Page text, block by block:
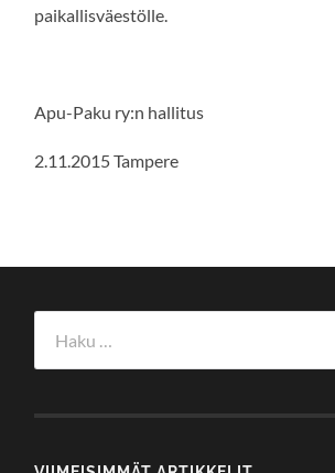
paikallisväestölle.
Apu-Paku ry:n hallitus
2.11.2015 Tampere